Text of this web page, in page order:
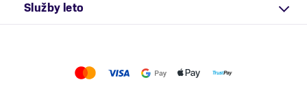
Služby leto